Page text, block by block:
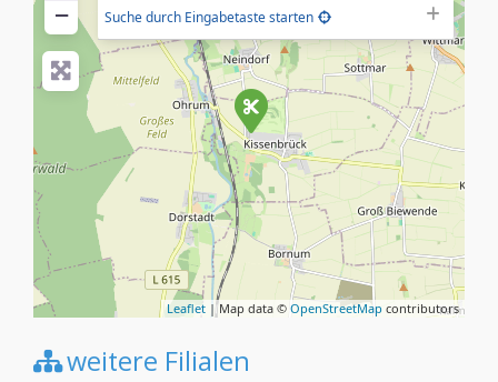
−
Suche durch Eingabetaste starten
Leaflet | Map data © OpenStreetMap contributors
weitere Filialen